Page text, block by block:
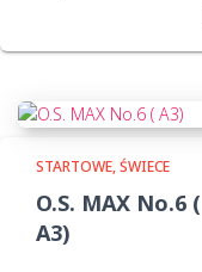
STARTOWE ŚWIECE
O.S. MAX No.6 (
A3)